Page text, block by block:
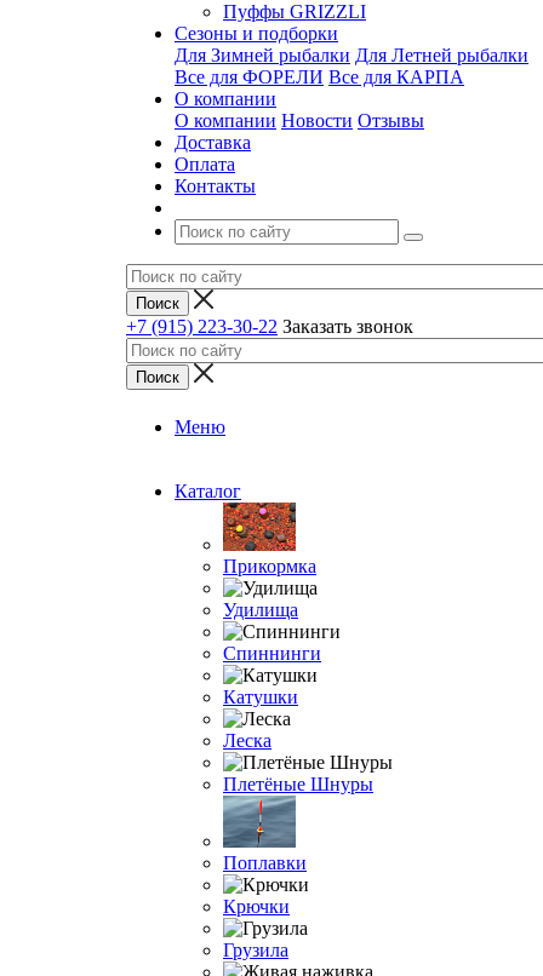
Пуффы GRIZZLI
Сезоны и подборки
Для Зимней рыбалки Для Летней рыбалки
Все для ФОРЕЛИ Все для КАРПА
О компании
О компании Новости Отзывы
Доставка
Оплата
Контакты
+7 (915) 223-30-22 Заказать звонок
Меню
Каталог
Прикормка
Удилища
Спиннинги
Катушки
Леска
Плетёные Шнуры
Поплавки
Крючки
Грузила